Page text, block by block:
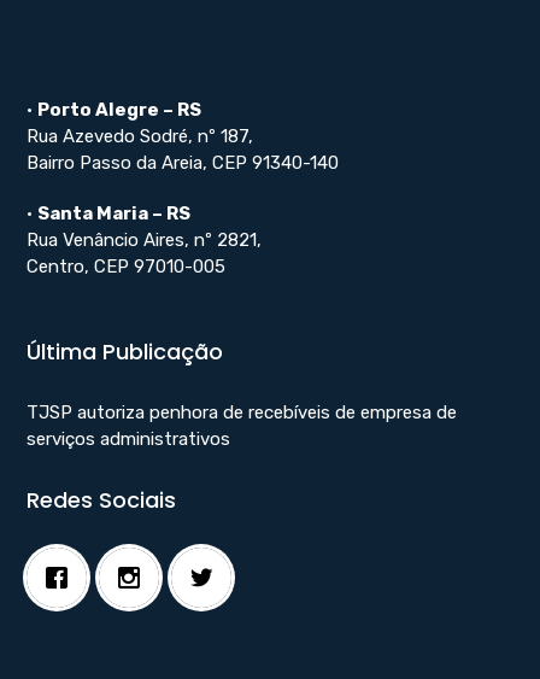
• Porto Alegre – RS
Rua Azevedo Sodré, nº 187,
Bairro Passo da Areia, CEP 91340-140
• Santa Maria – RS
Rua Venâncio Aires, nº 2821,
Centro, CEP 97010-005
Última Publicação
TJSP autoriza penhora de recebíveis de empresa de
serviços administrativos
Redes Sociais